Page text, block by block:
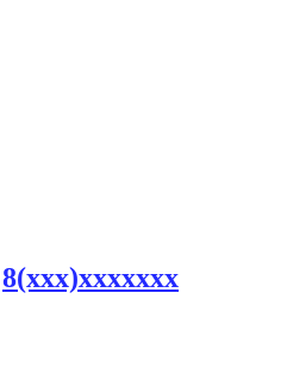
8(xxx)xxxxxxx